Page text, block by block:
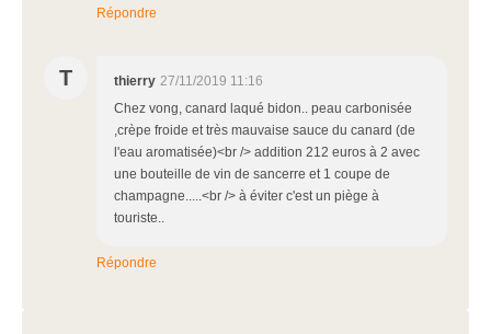
Répondre
T thierry 27/11/2019 11:16
Chez vong, canard laqué bidon.. peau carbonisée
,crèpe froide et très mauvaise sauce du canard (de
l'eau aromatisée)<br /> addition 212 euros à 2 avec
une bouteille de vin de sancerre et 1 coupe de
champagne.....<br /> à éviter c'est un piège à
touriste..
Répondre